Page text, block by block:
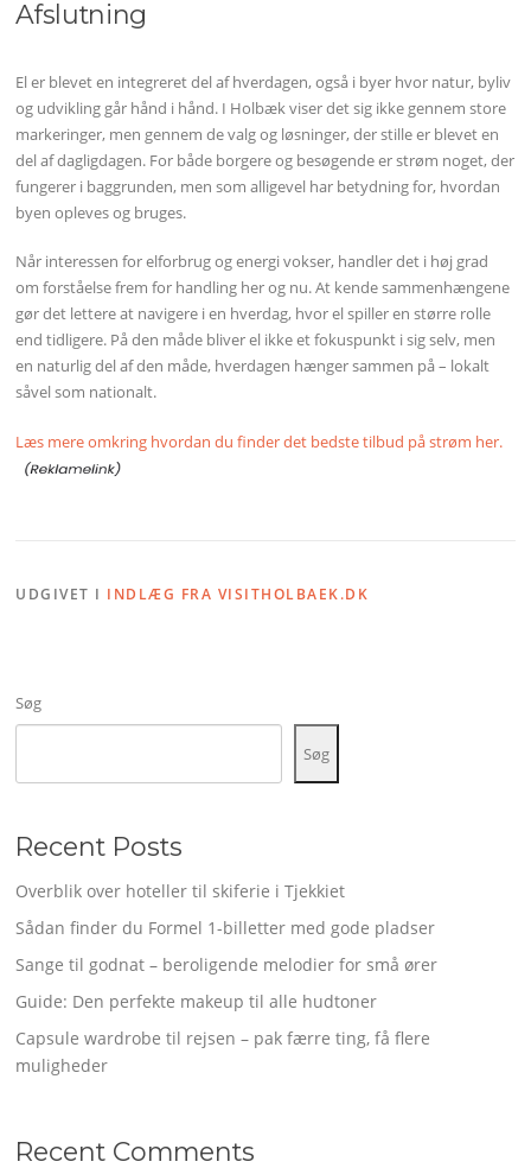
Afslutning
El er blevet en integreret del af hverdagen, også i byer hvor natur, byliv
og udvikling går hånd i hånd. I Holbæk viser det sig ikke gennem store
markeringer, men gennem de valg og løsninger, der stille er blevet en
del af dagligdagen. For både borgere og besøgende er strøm noget, der
fungerer i baggrunden, men som alligevel har betydning for, hvordan
byen opleves og bruges.
Når interessen for elforbrug og energi vokser, handler det i høj grad
om forståelse frem for handling her og nu. At kende sammenhængene
gør det lettere at navigere i en hverdag, hvor el spiller en større rolle
end tidligere. På den måde bliver el ikke et fokuspunkt i sig selv, men
en naturlig del af den måde, hverdagen hænger sammen på – lokalt
såvel som nationalt.
Læs mere omkring hvordan du finder det bedste tilbud på strøm her.
UDGIVET I INDLÆG FRA VISITHOLBAEK.DK
Søg
Søg
Recent Posts
Overblik over hoteller til skiferie i Tjekkiet
Sådan finder du Formel 1-billetter med gode pladser
Sange til godnat – beroligende melodier for små ører
Guide: Den perfekte makeup til alle hudtoner
Capsule wardrobe til rejsen – pak færre ting, få flere
muligheder
Recent Comments